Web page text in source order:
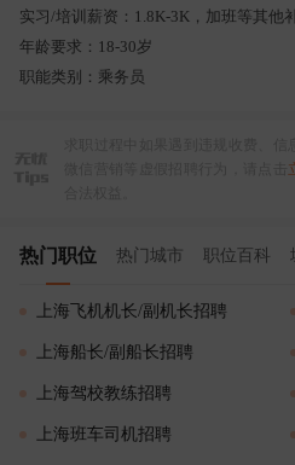
实习/培训薪资：1.8K-3K，加班等其他
年龄要求：18-30岁
职能类别：乘务员
热门职位 热门城市 职位百科
上海飞机机长/副机长招聘
上海船长/副船长招聘
上海驾校教练招聘
上海班车司机招聘